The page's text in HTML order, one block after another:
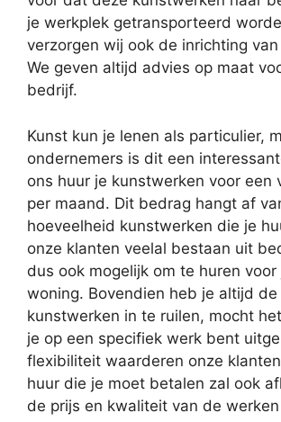
je werkplek getransporteerd
verzorgen wij ook de inrichting
We geven altijd advies op maat
bedrijf.
Kunst kun je lenen als particulier,
ondernemers is dit een
ons huur je kunstwerken voor een
per maand. Dit bedrag hangt af
hoeveelheid kunstwerken die je
onze klanten veelal bestaan uit
dus ook mogelijk om te huren voor
woning. Bovendien heb je altijd de
kunstwerken in te ruilen, mocht
je op een specifiek werk bent
flexibiliteit waarderen onze
huur die je moet betalen zal ook
de prijs en kwaliteit van de